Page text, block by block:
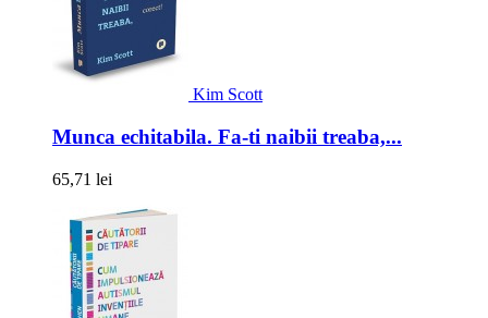
Kim Scott
Munca echitabila. Fa-ti naibii treaba,...
65,71 lei